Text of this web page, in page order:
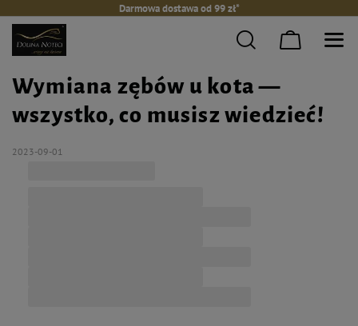
Darmowa dostawa od 99 zł*
Wymiana zębów u kota —
wszystko, co musisz wiedzieć!
2023-09-01